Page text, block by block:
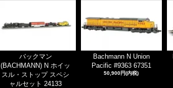
バックマン
(BACHMANN) N ホイッ
スル・ストップ スペシ
ャルセット 24133
Bachmann N Union
Pacific #9363 67351
50,900円(内税)